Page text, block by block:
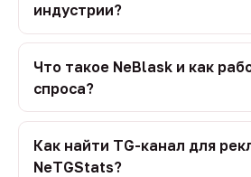
индустрии?
Что такое NeBlask и как
спроса?
Как найти TG-канал для
NeTGStats?